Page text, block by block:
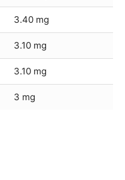
3.40 mg
3.10 mg
3.10 mg
3 mg